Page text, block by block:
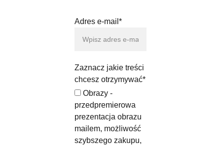
Adres e-mail*
Zaznacz jakie treści
chcesz otrzymywać*
Obrazy -
przedpremierowa
prezentacja obrazu
mailem, możliwość
szybszego zakupu,